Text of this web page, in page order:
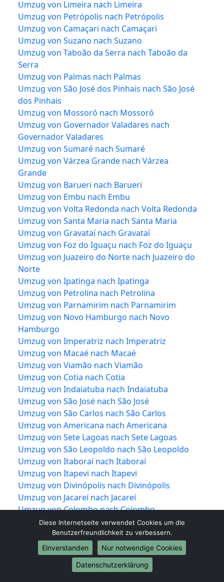
Umzug von Limeira nach Limeira
Umzug von Petrópolis nach Petrópolis
Umzug von Camaçari nach Camaçari
Umzug von Suzano nach Suzano
Umzug von Taboão da Serra nach Taboão da
Serra
Umzug von Palmas nach Palmas
Umzug von São José dos Pinhais nach São José
dos Pinhais
Umzug von Mossoró nach Mossoró
Umzug von Governador Valadares nach
Governador Valadares
Umzug von Sumaré nach Sumaré
Umzug von Várzea Grande nach Várzea
Grande
Umzug von Barueri nach Barueri
Umzug von Embu nach Embu
Umzug von Volta Redonda nach Volta Redonda
Umzug von Santa Maria nach Santa Maria
Umzug von Gravataí nach Gravataí
Umzug von Foz do Iguaçu nach Foz do Iguaçu
Umzug von Juazeiro do Norte nach Juazeiro do
Norte
Umzug von Ipatinga nach Ipatinga
Umzug von Petrolina nach Petrolina
Umzug von Parnamirim nach Parnamirim
Umzug von Novo Hamburgo nach Novo
Hamburgo
Umzug von Imperatriz nach Imperatriz
Umzug von Macaé nach Macaé
Umzug von Viamão nach Viamão
Umzug von Cotia nach Cotia
Umzug von Indaiatuba nach Indaiatuba
Umzug von São José nach São José
Umzug von São Carlos nach São Carlos
Umzug von Americana nach Americana
Umzug von Sete Lagoas nach Sete Lagoas
Umzug von São Leopoldo nach São Leopoldo
Umzug von Itaboraí nach Itaboraí
Umzug von Itapevi nach Itapevi
Umzug von Divinópolis nach Divinópolis
Umzug von Jacareí nach Jacareí
Umzug von Colombo nach Colombo
Umzug von Magé nach Magé
Umzug von Marília nach Marília
Umzug von Araraquara nach Araraquara
Umzug von Maracanaú nach Maracanaú
Umzug von Hortolândia nach Hortolândia
Diese Internetseite verwendet Cookies um die
Benutzerfreundlichkeit zu verbessern.
Einverstanden
Nur notwendige Cookies
Datenschutzerklärung